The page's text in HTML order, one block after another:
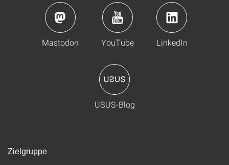
Mastodon YouTube LinkedIn
USUS-Blog
Zielgruppe